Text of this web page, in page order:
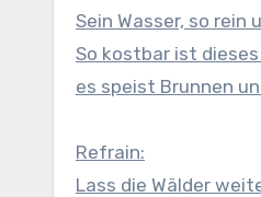
Sein Wasser, so
So kostbar ist
es speist Brunnen
Refrain:
Lass die Wälder